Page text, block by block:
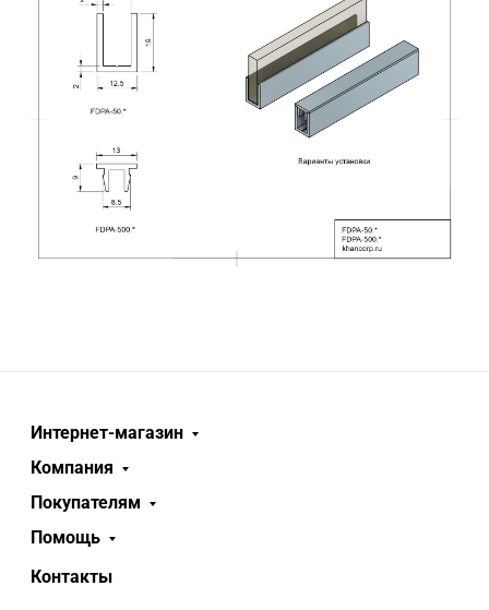
Интернет-магазин
Компания
Покупателям
Помощь
Контакты